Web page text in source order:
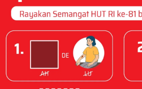
2026
Dipublikasikan pada : 02
DOWNLOAD